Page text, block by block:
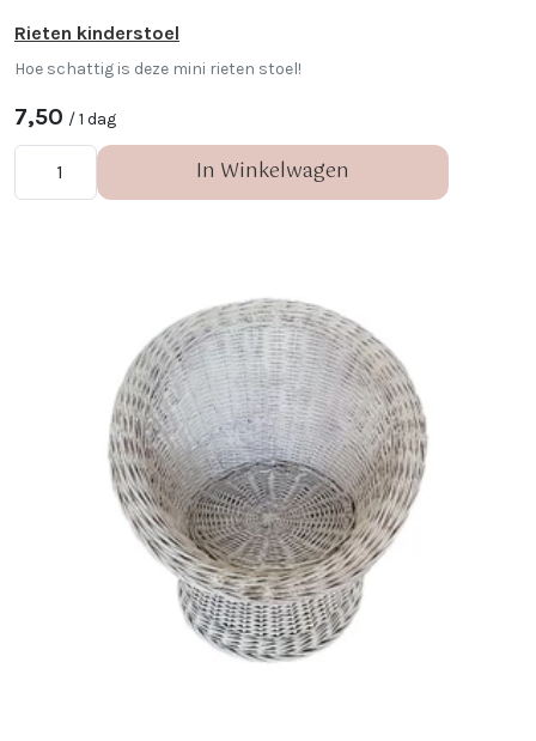
Rieten kinderstoel
Hoe schattig is deze mini rieten stoel!
7,50 / 1 dag
In Winkelwagen